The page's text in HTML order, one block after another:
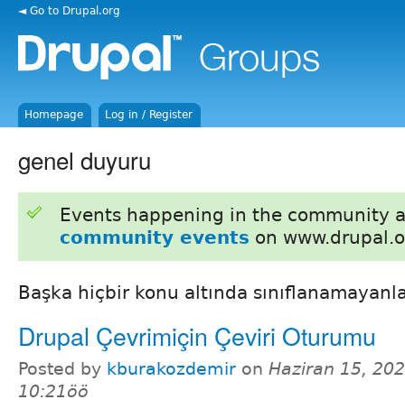
◄ Go to Drupal.org
Homepage Log in / Register
genel duyuru
Events happening in the community
community events on
Başka hiçbir konu altında
Drupal Çevrimiçin Çeviri Oturumu
Posted by kburakozdemir on Haziran 15,
10:21öö